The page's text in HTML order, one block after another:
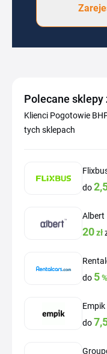
Polecane sklepy
Klienci Pogotowie
tych sklepach
do
Albert
20zł
do 5%
Empik
do